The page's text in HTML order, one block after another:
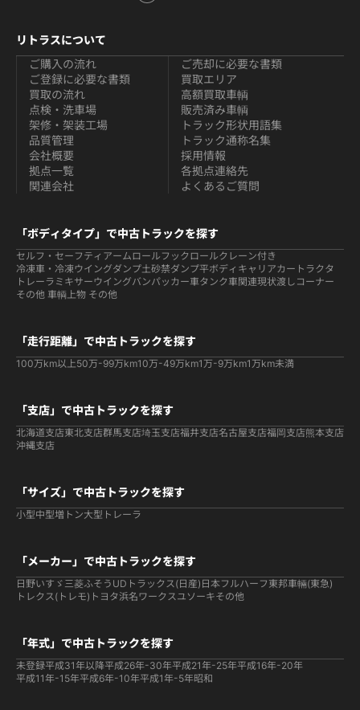
リトラスについて
ご購入の流れ
ご登録に必要な書類
買取の流れ
ご売却に必要な書類
買取エリア
高額買取車輌
点検・洗車場
架修・架装工場
品質管理
販売済み車輌
トラック形状用語集
トラック通称名集
会社概要
拠点一覧
関連会社
採用情報
各拠点連絡先
よくあるご質問
「ボディタイプ」で中古トラックを探す
セルフ・セーフティ アームロールフックロールクレーン付き
冷凍車・冷凍ウイングダンプ土砂禁ダンプ平ボディ キャリアカー トラクタ
トレーラ ミキサーウイングバンパッカー車タンク車関連現状渡しコーナー
その他 車輌 上物 その他
「走行距離」で中古トラックを探す
100万km以上50万-99万km10万-49万km1万-9万km1万km未満
「支店」で中古トラックを探す
北海道支店東北支店群馬支店埼玉支店福井支店名古屋支店福岡支店熊本支店
沖縄支店
「サイズ」で中古トラックを探す
小型中型増トン大型 トレーラ
「メーカー」で中古トラックを探す
日野いすゞ 三菱ふそう UDトラックス(日産) 日本フルハーフ 東邦車輛(東急)
トレクス(トレモ) トヨタ浜名ワークス ユソーキその他
「年式」で中古トラックを探す
未登録平成31年以降平成26年-30年平成21年-25年平成16年-20年
平成11年-15年平成6年-10年平成1年-5年昭和